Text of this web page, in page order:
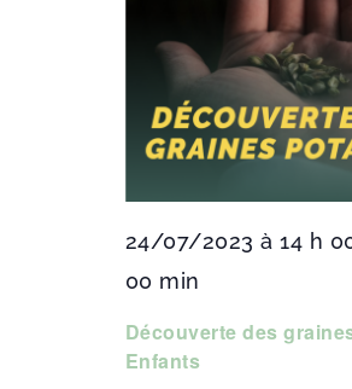
Découverte des
Enfants
24/07/2023 à 14 h
00 min